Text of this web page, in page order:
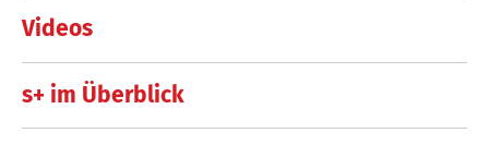
Videos
s+ im Überblick